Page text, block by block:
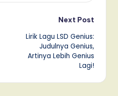
Next Post
Lirik Lagu LSD Genius:
Judulnya Genius,
Artinya Lebih Genius
Lagi!